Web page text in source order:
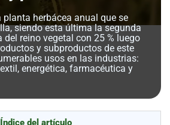
planta herbácea anual que se
siendo esta última la segunda
del reino vegetal con 25 % luego
y subproductos de este
usos en las industrias:
energética, farmacéutica y
Índice del artículo